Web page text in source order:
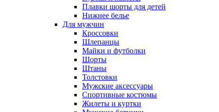
Плавки шорты для детей
Нижнее белье
Для мужчин
Кроссовки
Шлепанцы
Майки и футболки
Шорты
Штаны
Толстовки
Мужские аксессуары
Спортивные костюмы
Жилеты и куртки